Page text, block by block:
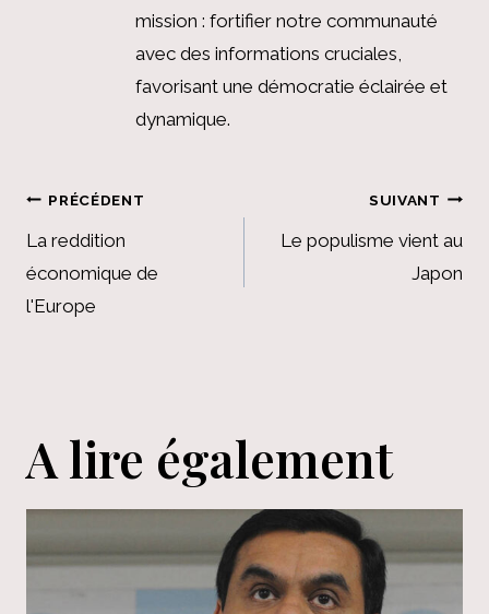
mission : fortifier notre communauté
avec des informations cruciales,
favorisant une démocratie éclairée et
dynamique.
Navigation
de
l’article
PRÉCÉDENT
La reddition
économique de
l'Europe
SUIVANT
Le populisme vient au
Japon
A lire également